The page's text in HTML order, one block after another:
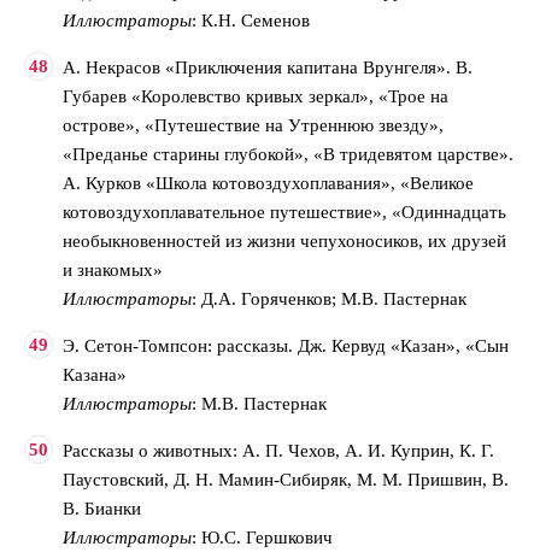
Иллюстраторы: К.Н. Семенов
А. Некрасов «Приключения капитана Врунгеля». В.
Губарев «Королевство кривых зеркал», «Трое на
острове», «Путешествие на Утреннюю звезду»,
«Преданье старины глубокой», «В тридевятом царстве».
А. Курков «Школа котовоздухоплавания», «Великое
котовоздухоплавательное путешествие», «Одиннадцать
необыкновенностей из жизни чепухоносиков, их друзей
и знакомых»
Иллюстраторы: Д.А. Горяченков; М.В. Пастернак
Э. Сетон-Томпсон: рассказы. Дж. Кервуд «Казан», «Сын
Казана»
Иллюстраторы: М.В. Пастернак
Рассказы о животных: А. П. Чехов, А. И. Куприн, К. Г.
Паустовский, Д. Н. Мамин-Сибиряк, М. М. Пришвин, В.
В. Бианки
Иллюстраторы: Ю.С. Гершкович